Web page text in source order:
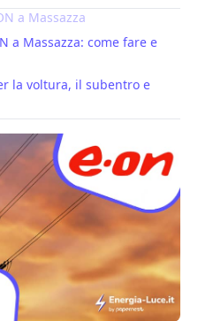
a Massazza
a Massazza: come fare e
la voltura, il subentro e